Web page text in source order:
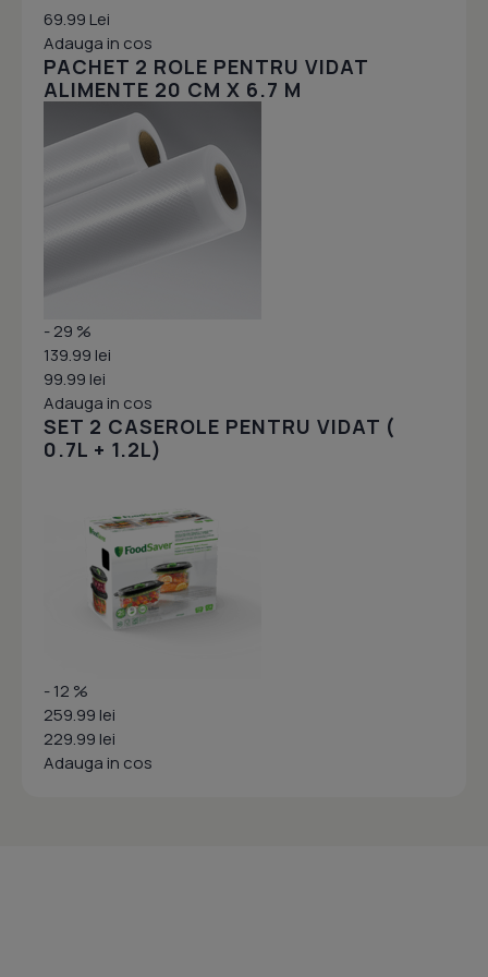
69.99 Lei
Adauga in cos
PACHET 2 ROLE PENTRU VIDAT
ALIMENTE 20 CM X 6.7 M
- 29 %
139.99 lei
99.99 lei
Adauga in cos
SET 2 CASEROLE PENTRU VIDAT (
0.7L + 1.2L)
- 12 %
259.99 lei
229.99 lei
Adauga in cos